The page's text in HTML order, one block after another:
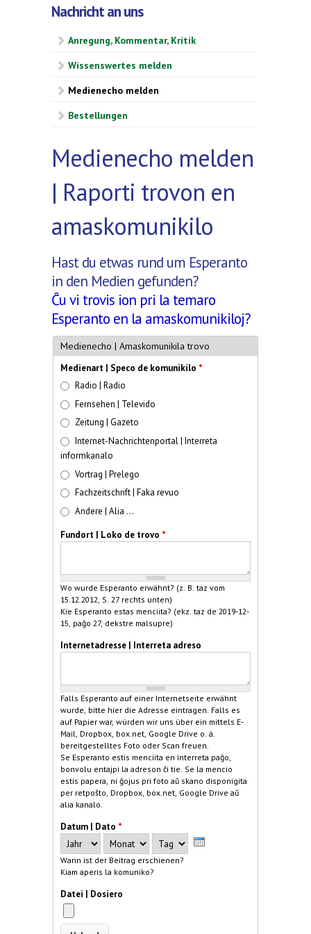
Nachricht an uns
Anregung, Kommentar, Kritik
Wissenswertes melden
Medienecho melden
Bestellungen
Medienecho melden
| Raporti trovon en
amaskomunikilo
Hast du etwas rund um Esperanto
in den Medien gefunden?
Ĉu vi trovis ion pri la temaro
Esperanto en la amaskomunikiloj?
Medienecho | Amaskomunikila trovo
Medienart | Speco de komunikilo *
Radio | Radio
Fernsehen | Televido
Zeitung | Gazeto
Internet-Nachrichtenportal | Interreta
informkanalo
Vortrag | Prelego
Fachzeitschrift | Faka revuo
Andere | Alia ...
Fundort | Loko de trovo *
Wo wurde Esperanto erwähnt? (z. B. taz vom
15.12.2012, S. 27 rechts unten)
Kie Esperanto estas menciita? (ekz. taz de 2019-12-
15, paĝo 27, dekstre malsupre)
Internetadresse | Interreta adreso
Falls Esperanto auf einer Internetseite erwähnt
wurde, bitte hier die Adresse eintragen. Falls es
auf Papier war, würden wir uns über ein mittels E-
Mail, Dropbox, box.net, Google Drive o. ä.
bereitgestelltes Foto oder Scan freuen.
Se Esperanto estis menciita en interreta paĝo,
bonvolu entajpi la adreson ĉi tie. Se la mencio
estis papera, ni ĝojus pri foto aŭ skano disponigita
per retpoŝto, Dropbox, box.net, Google Drive aŭ
alia kanalo.
Datum | Dato *
Jahr
Monat Tag
Wann ist der Beitrag erschienen?
Kiam aperis la komuniko?
Datei | Dosiero